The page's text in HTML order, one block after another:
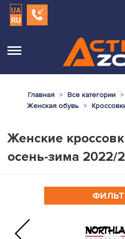
UA
RU
Главная Все категории
Женская обувь
Женские
осень-зима 2022/